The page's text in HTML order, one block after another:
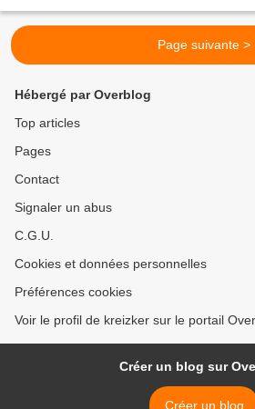
Page suivante >
Hébergé par Overblog
Top articles
Pages
Contact
Signaler un abus
C.G.U.
Cookies et données personnelles
Préférences cookies
Voir le profil de kreizker sur le portail
Créer un blog sur
Créer un blog